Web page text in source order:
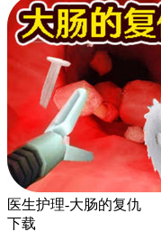
医生护理-大肠的复仇
下载